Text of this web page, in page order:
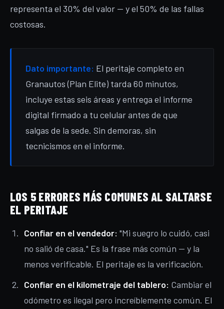
representa el 30% del valor — y el 50% de las fallas
costosas.
Dato importante: El peritaje completo en
Granautos (Plan Elite) tarda 60 minutos,
incluye estas seis áreas y entrega el informe
digital firmado a tu celular antes de que
salgas de la sede. Sin demoras, sin
tecnicismos en el informe.
LOS 5 ERRORES MÁS COMUNES AL SALTARSE
EL PERITAJE
Confiar en el vendedor: "Mi suegro lo cuidó, casi
no salió de casa." Es la frase más común — y la
menos verificable. El peritaje es la verificación.
Confiar en el kilometraje del tablero: Cambiar el
odómetro es ilegal pero increíblemente común. El